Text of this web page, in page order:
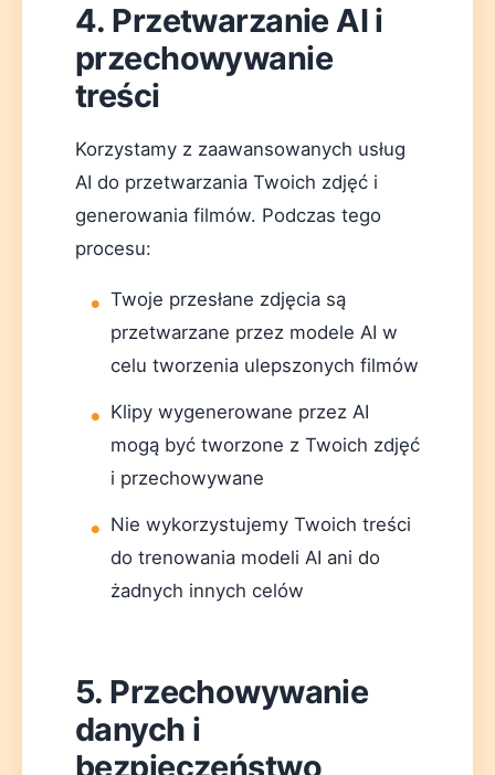
4. Przetwarzanie AI i
przechowywanie
treści
Korzystamy z zaawansowanych usług
AI do przetwarzania Twoich zdjęć i
generowania filmów. Podczas tego
procesu:
Twoje przesłane zdjęcia są
przetwarzane przez modele AI w
celu tworzenia ulepszonych filmów
Klipy wygenerowane przez AI
mogą być tworzone z Twoich zdjęć
i przechowywane
Nie wykorzystujemy Twoich treści
do trenowania modeli AI ani do
żadnych innych celów
5. Przechowywanie
danych i
bezpieczeństwo